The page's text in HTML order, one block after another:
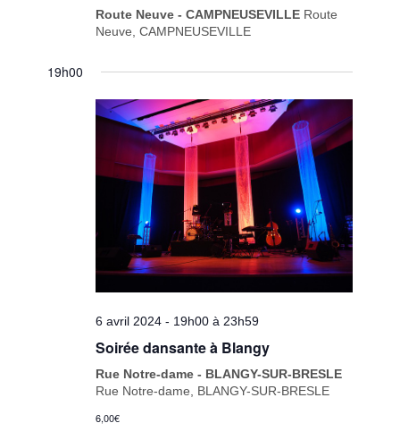
Route Neuve - CAMPNEUSEVILLE Route
Neuve, CAMPNEUSEVILLE
19h00
6 avril 2024 - 19h00 à23h59
Soirée dansante à Blangy
Rue Notre-dame - BLANGY-SUR-BRESLE
Rue Notre-dame, BLANGY-SUR-BRESLE
6,00€